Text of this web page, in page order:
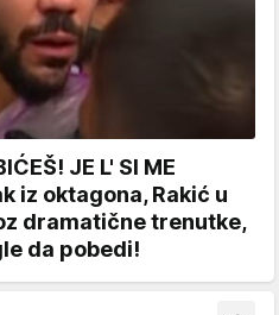
JE L' SI ME
iz oktagona, Rakić u
dramatične trenutke,
da pobedi!